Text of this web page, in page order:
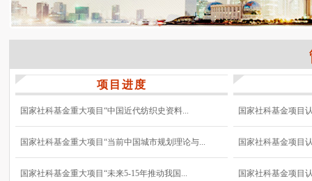
项目进度
国家社科基金重大项目“中国近代纺织史资料...
国家社科基金重大项目“当前中国城市规划理论与...
国家社科基金重大项目“未来5-15年推动我国...
国家社科基金项目
国家社科基金项目
国家社科基金项目